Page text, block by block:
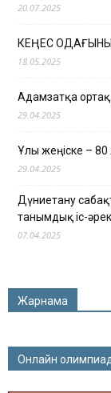
20.07.2025
КЕҢЕС
18.05.2025
Адамзатқа
29.04.2025
Ұлы жеңіске –
29.04.2025
Дүниетану
танымдық іс-
07.04.2025
Жарнама
Онлайн